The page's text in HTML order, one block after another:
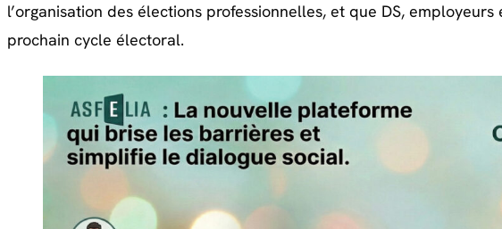
l’organisation des élections professionnelles, et que DS,
prochain cycle électoral.